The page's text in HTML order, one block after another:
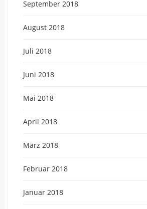
September 2018
August 2018
Juli 2018
Juni 2018
Mai 2018
April 2018
März 2018
Februar 2018
Januar 2018